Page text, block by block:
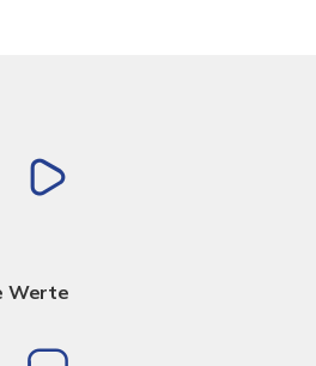
Werte